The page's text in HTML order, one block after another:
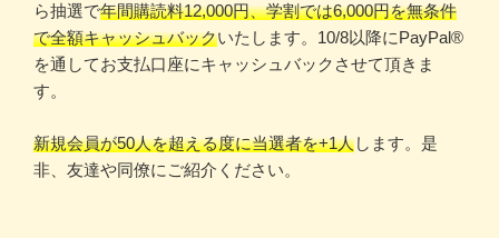
ら抽選で年間購読料12,000円、学割では6,000円を無条件
で全額キャッシュバックいたします。10/8以降にPayPal®️
を通してお支払口座にキャッシュバックさせて頂きま
す。
新規会員が50人を超える度に当選者を+1人します。是
非、友達や同僚にご紹介ください。